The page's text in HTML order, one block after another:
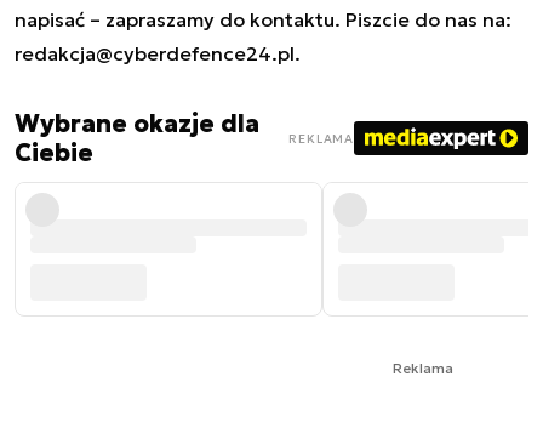
napisać – zapraszamy do kontaktu. Piszcie do nas na:
redakcja@cyberdefence24.pl.
Wybrane okazje dla
Ciebie
REKLAMA
Reklama